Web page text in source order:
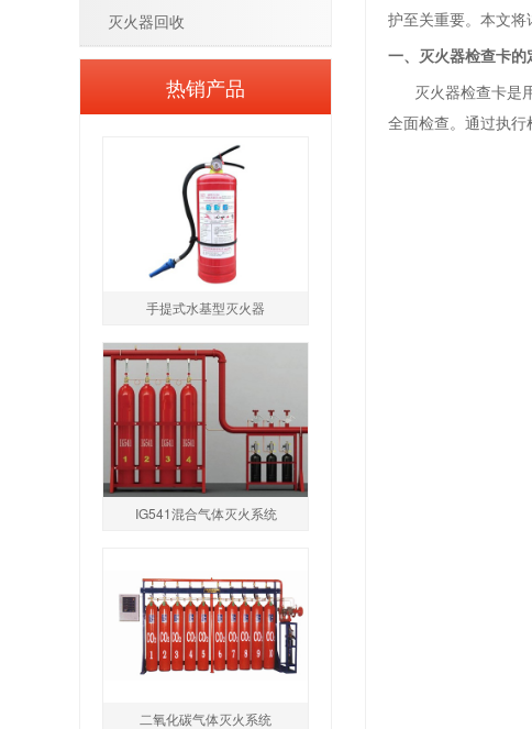
护至关重要。本文将
一、灭火器检查卡的
灭火器检查卡是用
全面检查。通过执行
灭火器回收
热销产品
手提式水基型灭火器
IG541混合气体灭火系统
二氧化碳气体灭火系统